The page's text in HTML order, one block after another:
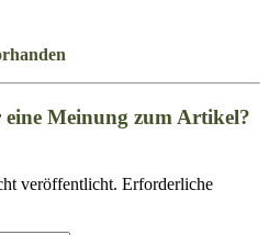
eine Meinung zum Artikel?
veröffentlicht. Erforderliche